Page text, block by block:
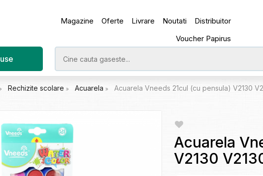
Magazine Oferte Livrare Noutati
Distribuitor
Voucher Papirus
Rechizite scolare Acuarela Acuarela Vneeds 21cul (cu pensula) V2130
Acuarela
V2130